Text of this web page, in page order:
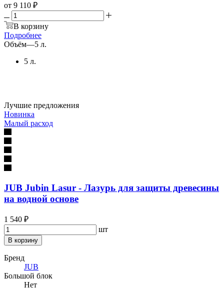
от 9 110 ₽
В корзину
Подробнее
Объём—5 л.
5 л.
Лучшие предложения
Новинка
Малый расход
JUB Jubin Lasur - Лазурь для защиты древесины
на водной основе
1 540 ₽
шт
В корзину
Бренд
JUB
Большой блок
Нет